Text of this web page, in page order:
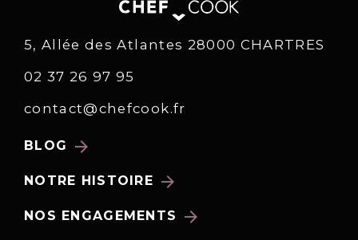
5, Allée des Atlantes 28000 CHARTRES
02 37 26 97 95
contact@chefcook.fr
BLOG arrow_forward
NOTRE HISTOIRE arrow_forward
NOS ENGAGEMENTS arrow_forward